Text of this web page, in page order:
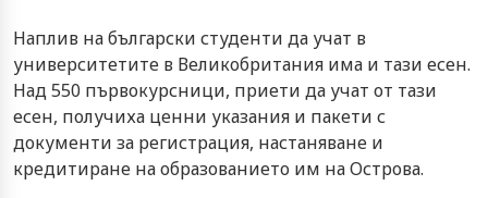
Наплив на български студенти да учат в
университетите в Великобритания има и тази есен.
Над 550 първокурсници, приети да учат от тази
есен, получиха ценни указания и пакети с
документи за регистрация, настаняване и
кредитиране на образованието им на Острова.